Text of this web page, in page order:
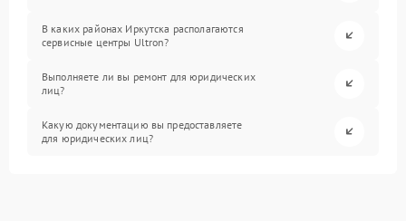
В каких районах Иркутска располагаются
сервисные центры Ultron?
Выполняете ли вы ремонт для юридических
лиц?
Какую документацию вы предоставляете
для юридических лиц?